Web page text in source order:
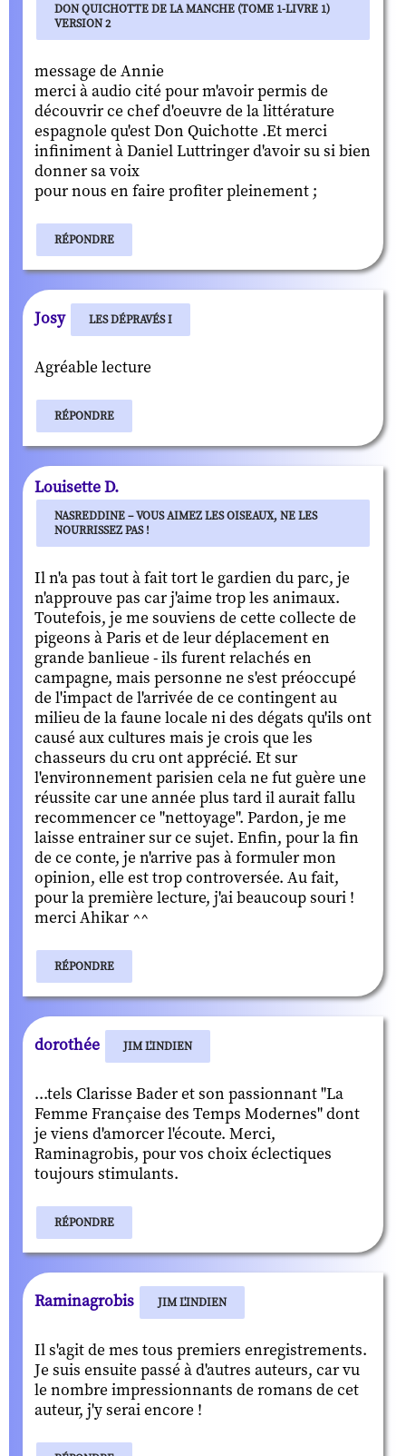
DON QUICHOTTE DE LA MANCHE (TOME 1-LIVRE 1)
VERSION 2
message de Annie
merci à audio cité pour m'avoir permis de
découvrir ce chef d'oeuvre de la littérature
espagnole qu'est Don Quichotte .Et merci
infiniment à Daniel Luttringer d'avoir su si bien
donner sa voix
pour nous en faire profiter pleinement ;
RÉPONDRE
Josy LES DÉPRAVÉS I
Agréable lecture
RÉPONDRE
Louisette D.
NASREDDINE – VOUS AIMEZ LES OISEAUX, NE LES
NOURRISSEZ PAS !
Il n'a pas tout à fait tort le gardien du parc, je
n'approuve pas car j'aime trop les animaux.
Toutefois, je me souviens de cette collecte de
pigeons à Paris et de leur déplacement en
grande banlieue - ils furent relachés en
campagne, mais personne ne s'est préoccupé
de l'impact de l'arrivée de ce contingent au
milieu de la faune locale ni des dégats qu'ils ont
causé aux cultures mais je crois que les
chasseurs du cru ont apprécié. Et sur
l'environnement parisien cela ne fut guère une
réussite car une année plus tard il aurait fallu
recommencer ce "nettoyage". Pardon, je me
laisse entrainer sur ce sujet. Enfin, pour la fin
de ce conte, je n'arrive pas à formuler mon
opinion, elle est trop controversée. Au fait,
pour la première lecture, j'ai beaucoup souri !
merci Ahikar ^^
RÉPONDRE
dorothée JIM L'INDIEN
...tels Clarisse Bader et son passionnant "La
Femme Française des Temps Modernes" dont
je viens d'amorcer l'écoute. Merci,
Raminagrobis, pour vos choix éclectiques
toujours stimulants.
RÉPONDRE
Raminagrobis JIM L'INDIEN
Il s'agit de mes tous premiers enregistrements.
Je suis ensuite passé à d'autres auteurs, car vu
le nombre impressionnants de romans de cet
auteur, j'y serai encore !